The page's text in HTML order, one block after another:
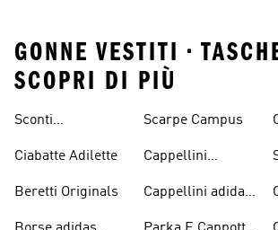
GONNE VESTITI •
SCOPRI DI PIÙ
Sconti
adidas Originals
Ciabatte Adilette
Beretti Originals
Scarpe Campus
Cappellini
Cappellini adidas